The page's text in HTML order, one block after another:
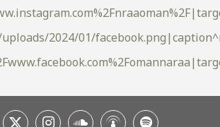
uploads/2024/01/